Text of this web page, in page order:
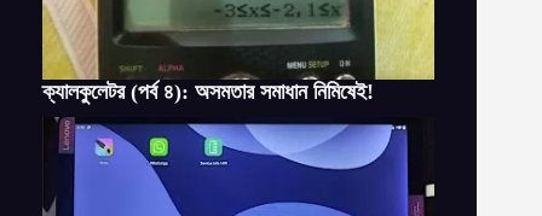
ক্যালকুলেটর (পর্ব ৪): অসমতার সমাধান নিমিষেই!